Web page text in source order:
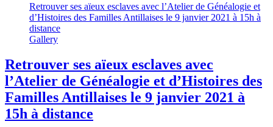
Retrouver ses aïeux esclaves avec l’Atelier de Généalogie et
d’Histoires des Familles Antillaises le 9 janvier 2021 à 15h à
distance
Gallery
Retrouver ses aïeux esclaves avec
l’Atelier de Généalogie et d’Histoires des
Familles Antillaises le 9 janvier 2021 à
15h à distance